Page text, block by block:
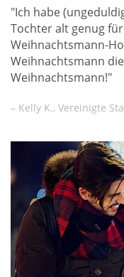
"Ich habe
Tochter alt genug
Weihnachtsmann-
Weihnachtsmann
Weihnachtsmann!"
– Kelly K., Vereinigte